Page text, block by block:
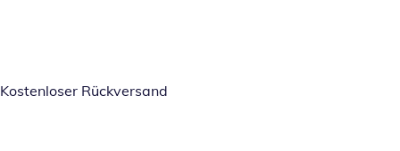
Kostenloser Rückversand